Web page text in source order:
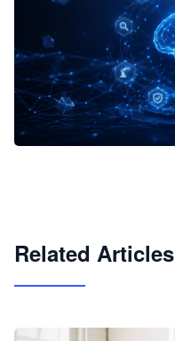
Related Articles